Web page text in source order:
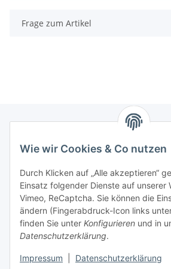
Wie wir Cookies & Co nutzen
Durch Klicken auf „Alle akzeptieren“
Einsatz folgender Dienste auf unserer
Vimeo, ReCaptcha. Sie können die
ändern (Fingerabdruck-Icon links
finden Sie unter Konfigurieren und in
Datenschutzerklärung.
Impressum Datenschutzerklärung
Frage zum Artikel
Zahlungsmöglichkeiten
Versandinformationen
Gesetzliche Informationen